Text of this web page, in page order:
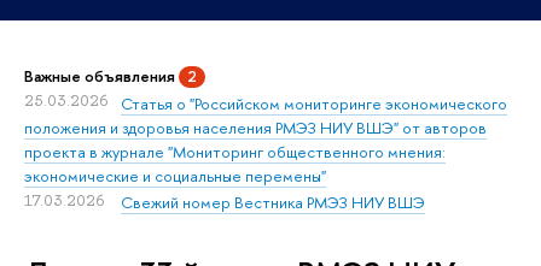
Важные объявления 2
25.03.2026
Статья о "Российском мониторинге экономического
положения и здоровья населения РМЭЗ НИУ ВШЭ" от авторов
проекта в журнале "Мониторинг общественного мнения:
экономические и социальные перемены"
17.03.2026 Свежий номер Вестника РМЭЗ НИУ ВШЭ